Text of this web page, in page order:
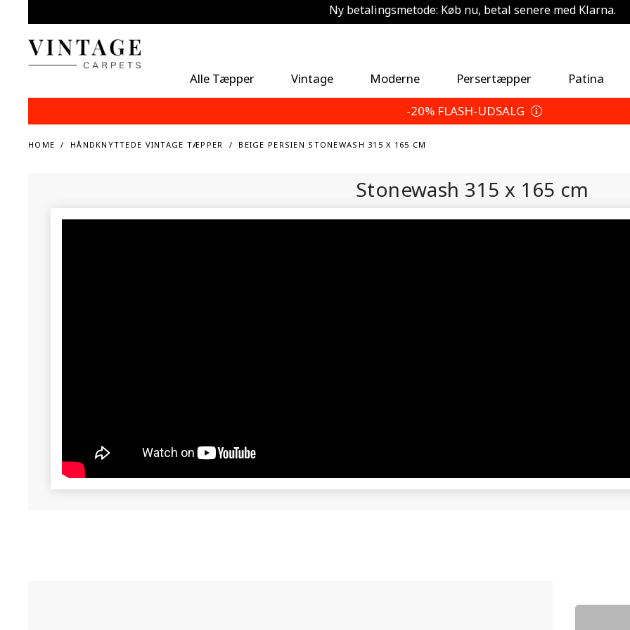
Spar 5 % ekstra — Vælg dine returbetingelser
Ny betalingsmetode: Køb nu, betal senere med Klarna.
Sommerferieplan
Alle Tæpper Vintage Moderne Persertæpper Patina
-20% FLASH-UDSALG
HOME HÅNDKNYTTEDE VINTAGE TÆPPER BEIGE PERSIEN STONEWASH 315 X 165 CM
Stonewash 315 x 165 cm